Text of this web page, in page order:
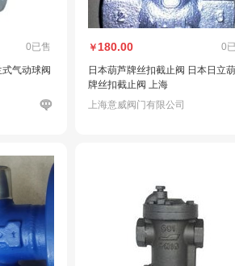
0已售
气动球阀
￥ 180.00 0
日本葫芦牌丝扣截止阀 日本日立
牌丝扣截止阀 上海
上海意威阀门有限公司